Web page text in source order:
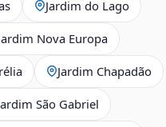
Jardim do Lago
Nova Europa
Jardim Chapadão
São Gabriel